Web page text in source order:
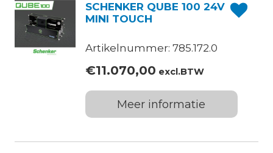
SCHENKER QUBE 100 24V
MINI TOUCH
Artikelnummer: 785.172.0
€11.070,00 excl.BTW
Meer informatie